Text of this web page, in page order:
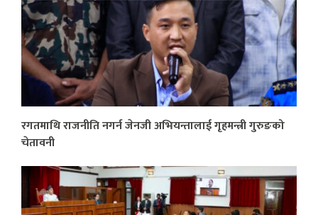
रगतमाथि राजनीति नगर्न जेनजी अभियन्तालाई गृहमन्त्री गुरुङको
चेतावनी